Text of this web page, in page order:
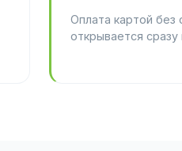
Оплата картой без
открывается сразу